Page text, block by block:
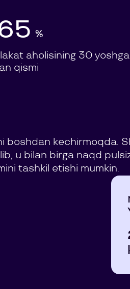
%
aholisining 30
qismi
kechirmoqda.
u bilan birga naqd
tashkil etishi mumkin.